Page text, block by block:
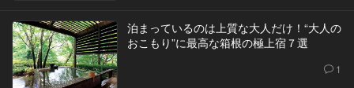
泊まっているのは上質な大人だけ！“大人の
おこもり”に最高な箱根の極上宿７選
1